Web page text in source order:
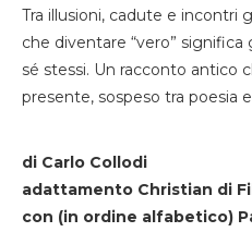
Tra illusioni, cadute e incontri
che diventare “vero”
sé stessi. Un racconto antico
presente, sospeso tra poesia
di Carlo Collodi
adattamento Christian di
con (in ordine alfabetico)